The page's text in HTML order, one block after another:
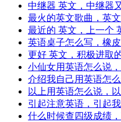
中继器 英文，中继器
最火的英文歌曲，英
最近的 英文，上一个
英语桌子怎么写，橡
更好 英文，积极进取
小仙女用英语怎么说
介绍我自己用英语怎
以上用英语怎么说，
引起注意英语，引起
什么时候查四级成绩